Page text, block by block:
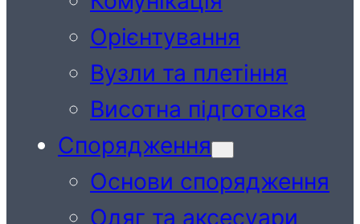
Орієнтування
Вузли та плетіння
Висотна підготовка
Спорядження
Основи спорядження
Одяг та аксесуари